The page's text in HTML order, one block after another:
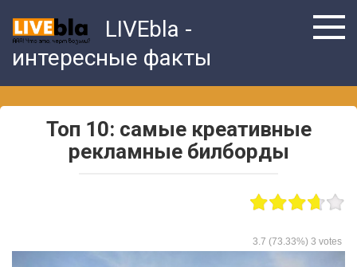
content
LIVEbla -
интересные факты
Топ 10: самые креативные
рекламные билборды
3.7 (73.33%) 3 votes